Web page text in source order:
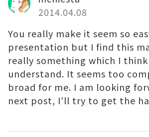
2014.04.08
You really make it seem so
presentation but I find this
really something which I
understand. It seems too
broad for me. I am looking
next post, I'll try to get the